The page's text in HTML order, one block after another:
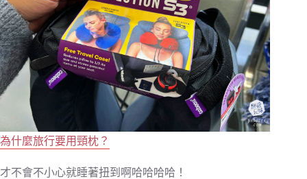
為什麼旅行要用頸枕？
才不會不小心就睡著扭到啊哈哈哈哈！